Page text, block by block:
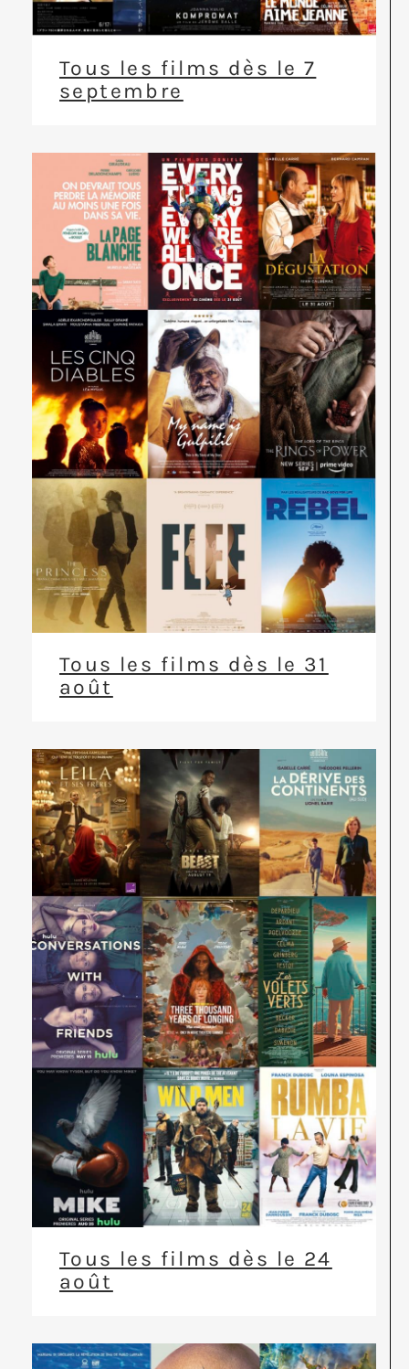
Tous les films dès le 7
septembre
Tous les films dès le 31
août
Tous les films dès le 24
août